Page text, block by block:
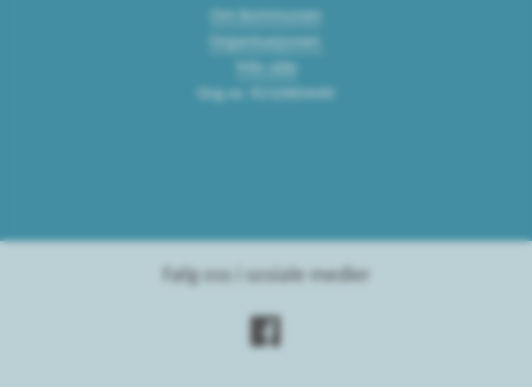
Om kommunen
Organisasjonen
Min side
Org.nr. 921060440
Følg oss i sosiale medier